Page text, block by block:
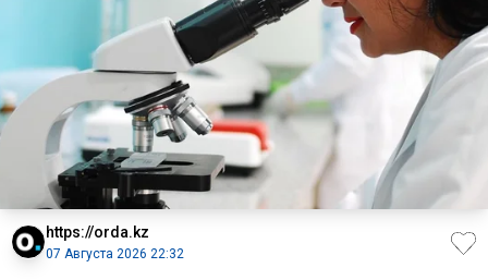
https://orda.kz
07 Августа 2026 22:32